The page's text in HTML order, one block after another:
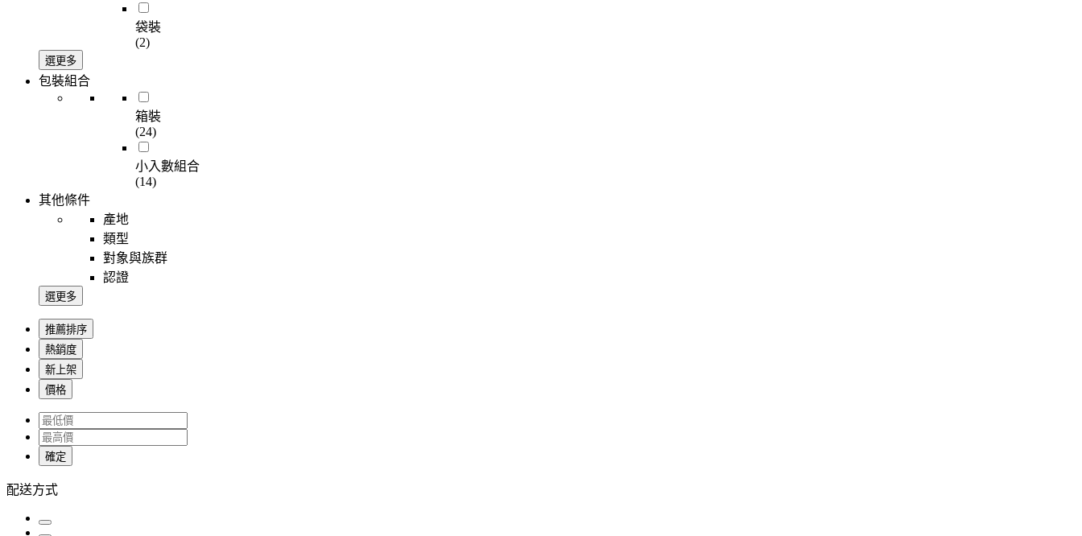
袋裝
(2)
選更多
包裝組合
箱裝
(24)
小入數組合
(14)
其他條件
產地
類型
對象與族群
認證
選更多
推薦排序
熱銷度
新上架
價格
確定
配送方式